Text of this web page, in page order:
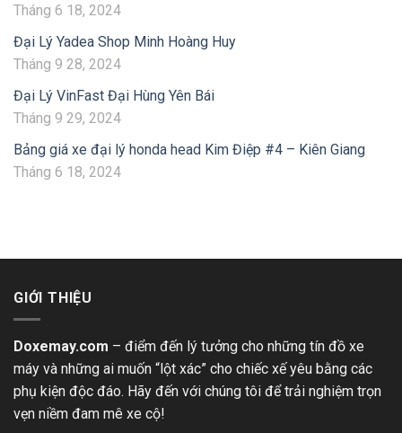
Tháng 6 18, 2024
Đại Lý Yadea Shop Minh Hoàng Huy
Tháng 9 28, 2024
Đại Lý VinFast Đại Hùng Yên Bái
Tháng 9 29, 2024
Bảng giá xe đại lý honda head Kim Điệp #4 – Kiên Giang
Tháng 6 18, 2024
GIỚI THIỆU
Doxemay.com – điểm đến lý tưởng cho những tín đồ xe
máy và những ai muốn “lột xác” cho chiếc xế yêu bằng các
phụ kiện độc đáo. Hãy đến với chúng tôi để trải nghiệm trọn
vẹn niềm đam mê xe cộ!